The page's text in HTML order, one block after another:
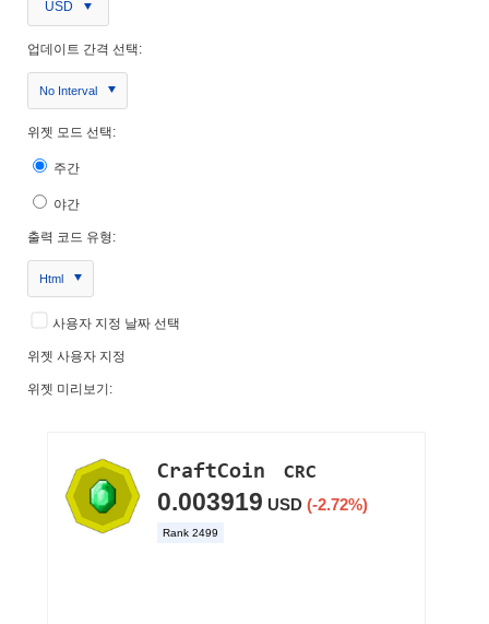
USD
업데이트 간격 선택:
No Interval
위젯 모드 선택:
주간
야간
출력 코드 유형:
Html
사용자 지정 날짜 선택
위젯 사용자 지정
위젯 미리보기: